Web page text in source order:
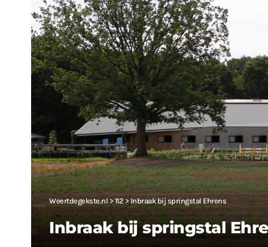
Weertdegekste.nl> 112 > Inbraak bij springstal Ehrens
Inbraak bij springstal